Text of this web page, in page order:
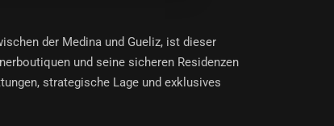
der Medina und Gueliz, ist dieser
und seine sicheren Residenzen
strategische Lage und exklusives